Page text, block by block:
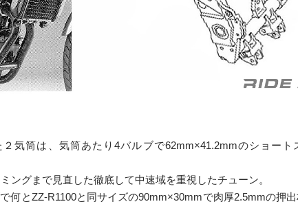
気筒は、気筒あたり4バルブで62mm×41.2mmのショート
ングまで見直した徹底して中速域を重視したチューン。
何とZZ-R1100と同サイズの90mm×30mmで肉厚2.5mmの押